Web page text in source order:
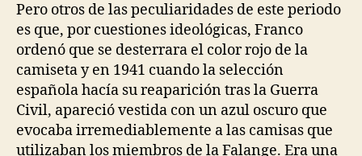
Pero otros de las peculiaridades de este periodo
es que, por cuestiones ideológicas, Franco
ordenó que se desterrara el color rojo de la
camiseta y en 1941 cuando la selección
española hacía su reaparición tras la Guerra
Civil, apareció vestida con un azul oscuro que
evocaba irremediablemente a las camisas que
utilizaban los miembros de la Falange. Era una